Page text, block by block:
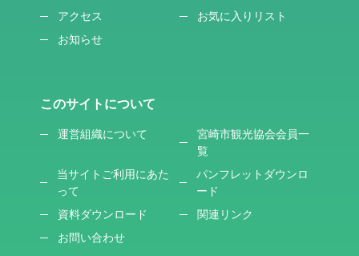
アクセス
お気に入りリスト
お知らせ
このサイトについて
運営組織について
宮崎市観光協会会員一
覧
当サイトご利用にあた
って
パンフレットダウンロ
ード
資料ダウンロード
関連リンク
お問い合わせ